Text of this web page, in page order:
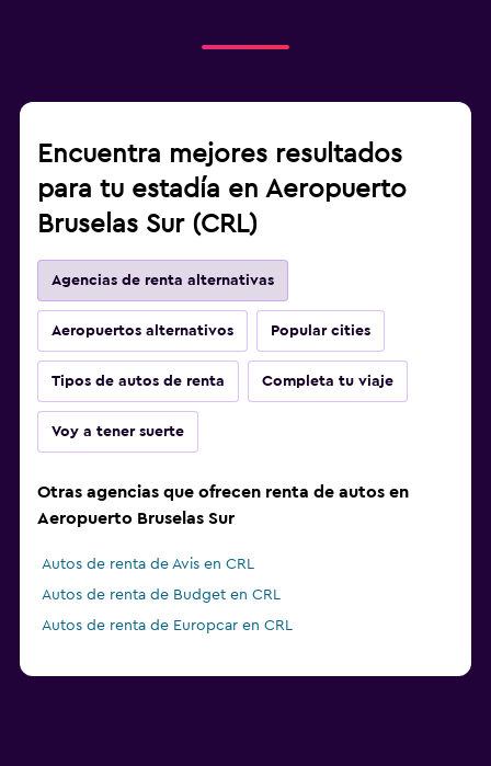
Encuentra mejores resultados
para tu estadía en Aeropuerto
Bruselas Sur (CRL)
Agencias de renta alternativas
Aeropuertos alternativos Popular cities
Tipos de autos de renta Completa tu viaje
Voy a tener suerte
Otras agencias que ofrecen renta de autos en
Aeropuerto Bruselas Sur
Autos de renta de Avis en CRL
Autos de renta de Budget en CRL
Autos de renta de Europcar en CRL